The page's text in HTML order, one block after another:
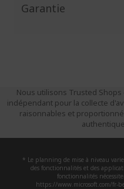
Garantie
Nous utilisons Trusted
indépendant pour la collecte
raisonnables et
* Le planning de mise à niveau
des fonctionnalités et des
fonctionnalités
https://www.microsoft.com/fr-